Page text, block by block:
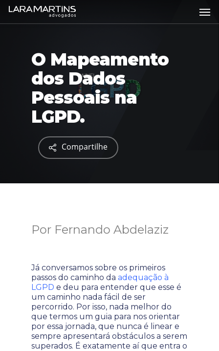
Skip
main
O Mapeamento
dos Dados
Pessoais na
LGPD.
Compartilhe
Por Fernando Abdelaziz
Já conversamos sobre os primeiros
passos do caminho da adequação à
LGPD e deu para entender que esse é
um caminho nada fácil de ser
percorrido. Por isso, nada melhor do
que termos um guia para nos orientar
por essa jornada, que nunca é linear e
sempre apresentará obstáculos a serem
superados. É exatamente aí que entra o